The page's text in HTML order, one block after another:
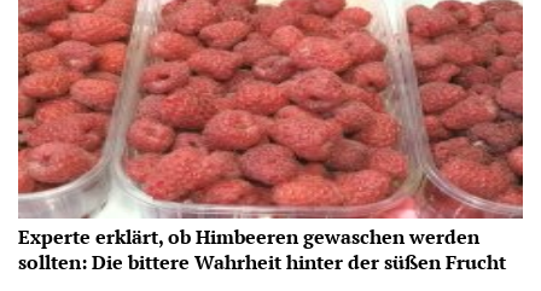
Experte erklärt, ob Himbeeren gewaschen werden
sollten: Die bittere Wahrheit hinter der süßen Frucht